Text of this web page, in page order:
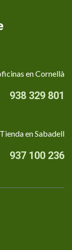
en Cornellà
938 329 801
Tienda en Sabadell
937 100 236